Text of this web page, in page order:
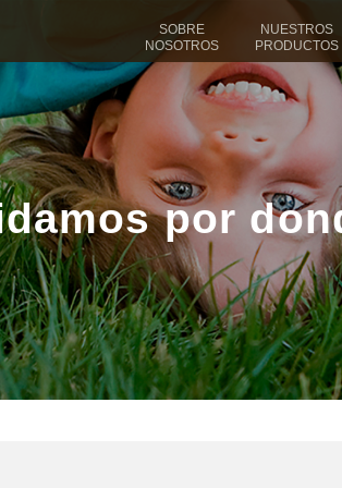
SOBRE
NOSOTROS
NUESTROS
PRODUCTOS
por